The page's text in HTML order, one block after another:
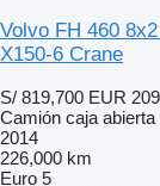
Volvo FH 460
X150-6 Crane
S/ 819,700 EUR
Camión caja abierta
2014
226,000 km
Euro 5